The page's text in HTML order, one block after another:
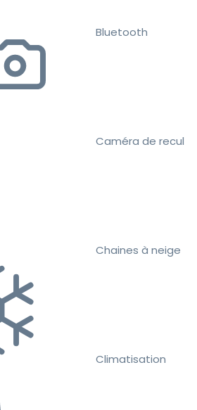
Bluetooth
Caméra de recul
Chaines à neige
Climatisation